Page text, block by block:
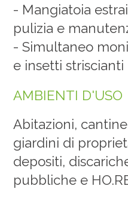
- Mangiatoia
pulizia e
- Simultaneo
e insetti striscianti
AMBIENTI D'USO
Abitazioni,
giardini di
depositi,
pubbliche e